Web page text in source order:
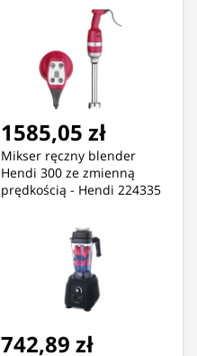
1585,05 zł
Mikser ręczny blender
Hendi 300 ze zmienną
prędkością - Hendi 224335
742,89 zł